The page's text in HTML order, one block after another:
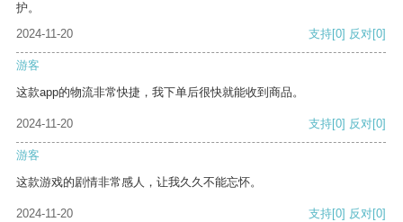
护。
2024-11-20
支持[0] 反对[0]
游客
这款app的物流非常快捷，我下单后很快就能收到商品。
2024-11-20 支持[0] 反对[0]
游客
这款游戏的剧情非常感人，让我久久不能忘怀。
2024-11-20 支持[0] 反对[0]